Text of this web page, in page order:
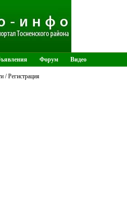
Форум
Видео
/ Регистрация